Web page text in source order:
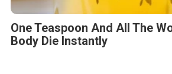
One Teaspoon And All The
Body Die Instantly